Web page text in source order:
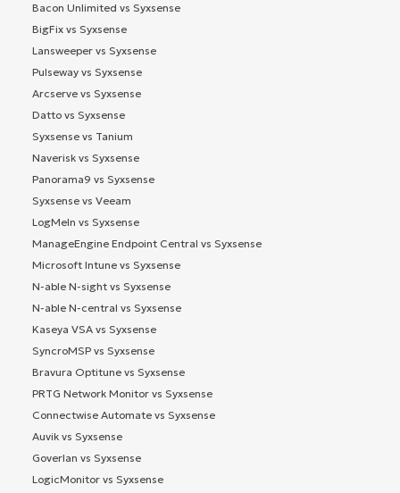
Bacon Unlimited vs Syxsense
BigFix vs Syxsense
Lansweeper vs Syxsense
Pulseway vs Syxsense
Arcserve vs Syxsense
Datto vs Syxsense
Syxsense vs Tanium
Naverisk vs Syxsense
Panorama9 vs Syxsense
Syxsense vs Veeam
LogMeIn vs Syxsense
ManageEngine Endpoint Central vs Syxsense
Microsoft Intune vs Syxsense
N-able N-sight vs Syxsense
N-able N-central vs Syxsense
Kaseya VSA vs Syxsense
SyncroMSP vs Syxsense
Bravura Optitune vs Syxsense
PRTG Network Monitor vs Syxsense
Connectwise Automate vs Syxsense
Auvik vs Syxsense
Goverlan vs Syxsense
LogicMonitor vs Syxsense